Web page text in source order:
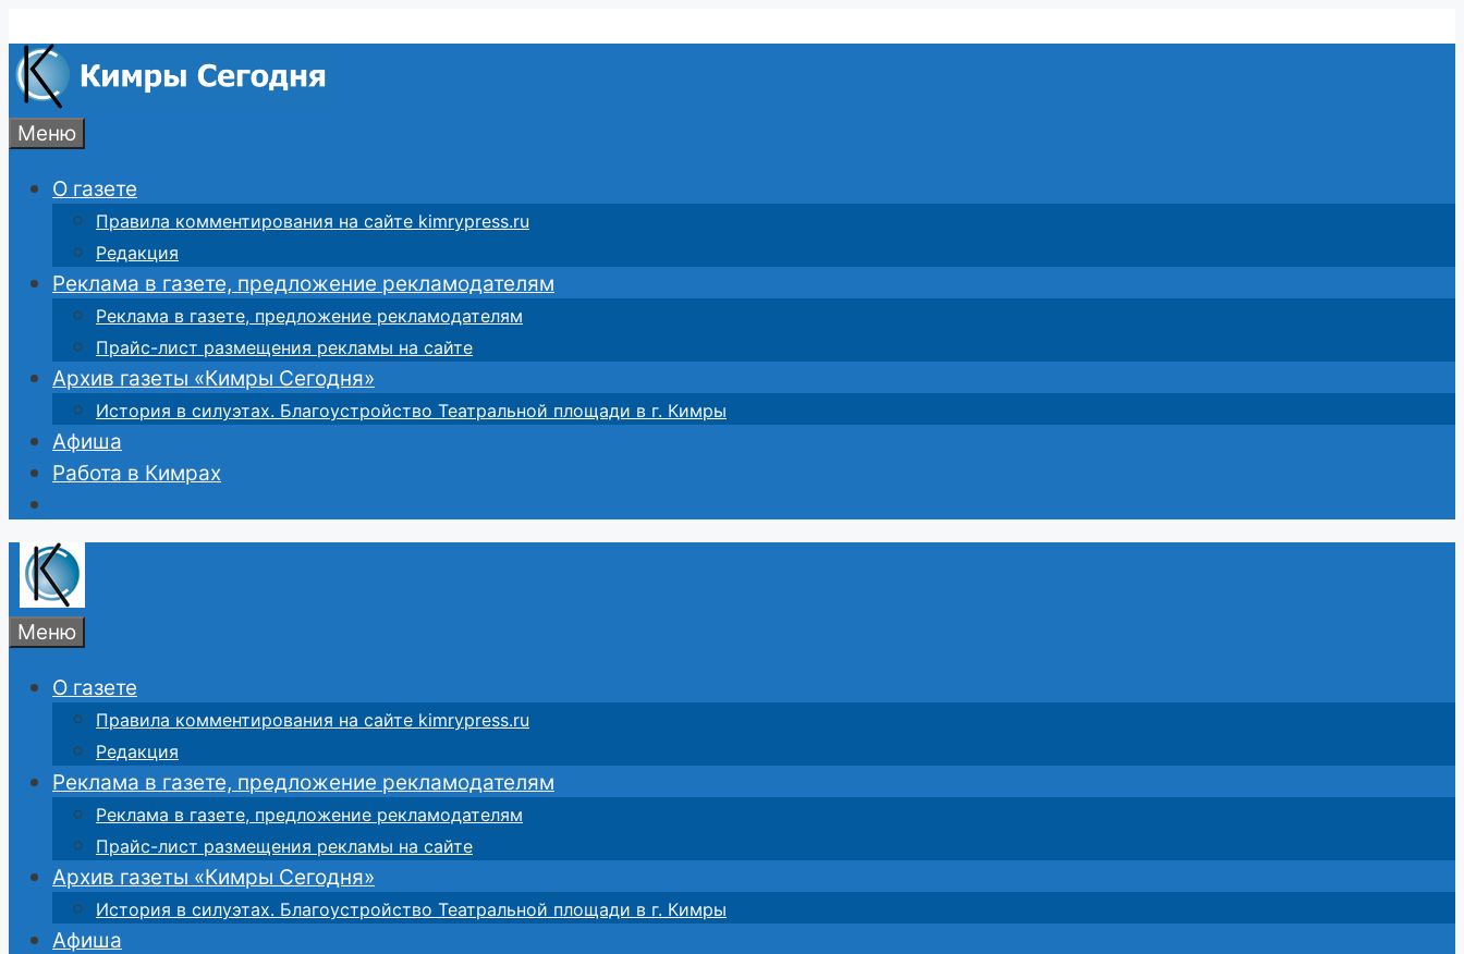
к
содержимому
Меню
О газете
Правила комментирования на сайте kimrypress.ru
Редакция
Реклама в газете, предложение рекламодателям
Реклама в газете, предложение рекламодателям
Прайс-лист размещения рекламы на сайте
Архив газеты «Кимры Сегодня»
История в силуэтах. Благоустройство Театральной площади в г. Кимры
Афиша
Работа в Кимрах
Меню
О газете
Правила комментирования на сайте kimrypress.ru
Редакция
Реклама в газете, предложение рекламодателям
Реклама в газете, предложение рекламодателям
Прайс-лист размещения рекламы на сайте
Архив газеты «Кимры Сегодня»
История в силуэтах. Благоустройство Театральной площади в г. Кимры
Афиша